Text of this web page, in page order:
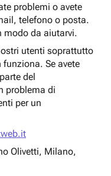
problemi o avete
telefono o posta.
modo da aiutarvi.
utenti soprattutto
Se avete
del
problema di
per un
Olivetti, Milano,